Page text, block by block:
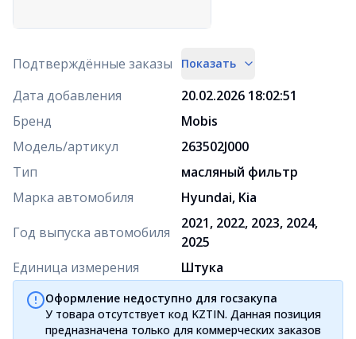
Подтверждённые заказы Показать
Дата добавления
20.02.2026 18:02:51
Бренд
Mobis
Модель/артикул
263502J000
Тип
масляный фильтр
Марка автомобиля
Hyundai, Kia
Год выпуска автомобиля
2021, 2022, 2023, 2024,
2025
Единица измерения
Штука
Оформление недоступно для госзакупа
У товара отсутствует код KZTIN. Данная позиция
предназначена только для коммерческих заказов